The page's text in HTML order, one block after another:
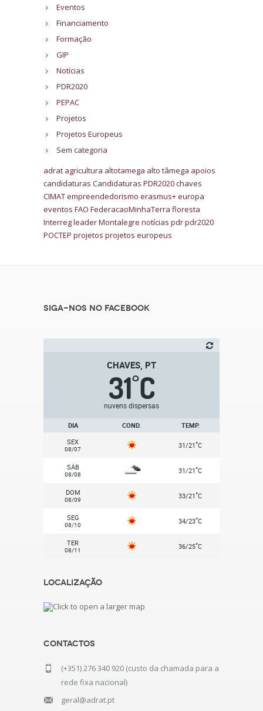
Eventos
Financiamento
Formação
GIP
Notícias
PDR2020
PEPAC
Projetos
Projetos Europeus
Sem categoria
adrat agricultura altotamega alto tâmega apoios
candidaturas Candidaturas PDR2020chaves
CIMATempreendedorismo erasmus+europa
eventos FAO FederacaoMinhaTerra floresta
InterregleaderMontalegre notícias pdrpdr2020
POCTEP projetos projetos europeus
Siga-nos no Facebook
CHAVES, PT
31°C
nuvens dispersas
DIA COND.
TEMP.
SEX
08/07 31/21°C
SÁB
08/08 31/21°C
DOM
08/09 33/21°C
SEG
08/10 34/23°C
TER
08/11 36/25°C
Localização
Contactos
(+351) 276 340 920 (custo da chamada para a
rede fixa nacional)
geral@adrat.pt